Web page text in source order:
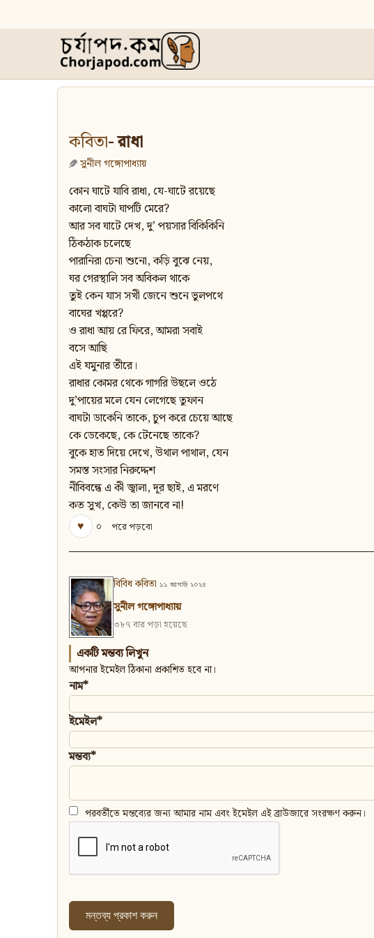
কবিতা- রাধা
সুনীল গঙ্গোপাধ্যায়
কোন ঘাটে যাবি রাধা, যে-ঘাটে রয়েছে
কালো বাঘটা ঘাপটি মেরে?
আর সব ঘাটে দেখ, দু’ পয়সার বিকিকিনি
ঠিকঠাক চলেছে
পারানিরা চেনা শুনো, কড়ি বুঝে নেয়,
ঘর গেরস্থালি সব অবিকল থাকে
তুই কেন যাস সখী জেনে শুনে ভুলপথে
বাঘের খপ্পরে?
ও রাধা আয় রে ফিরে, আমরা সবাই
বসে আছি
এই যমুনার তীরে।
রাধার কোমর থেকে গাগরি উছলে ওঠে
দু’পায়ের মলে যেন লেগেছে তুফান
বাঘটা ডাকেনি তাকে, চুপ করে চেয়ে আছে
কে ডেকেছে, কে টেনেছে তাকে?
বুকে হাত দিয়ে দেখে, উথাল পাথাল, যেন
সমস্ত সংসার নিরুদ্দেশ
নীবিবন্ধে এ কী জ্বালা, দূর ছাই, এ মরণে
কত সুখ, কেউ তা জানবে না!
♥
০ পরে পড়বো
বিবিধ কবিতা ১১ আগস্ট ২০২৪
সুনীল গঙ্গোপাধ্যায়
৩৮৭ বার পড়া হয়েছে
একটি মন্তব্য লিখুন
আপনার ইমেইল ঠিকানা প্রকাশিত হবে না।
নাম*
ইমেইল*
মন্তব্য*
পরবর্তীতে মন্তব্যের জন্য আমার নাম এবং ইমেইল এই ব্রাউজারে সংরক্ষণ করুন।